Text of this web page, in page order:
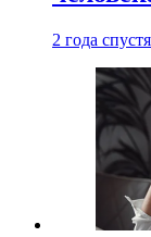
2 года спустя